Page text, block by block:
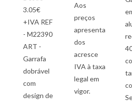
3.05€
+IVA REF
- M22390
ART -
Garrafa
dobrável
com
design de
Aos
preços
apresenta
dos
acresce
IVA à taxa
legal em
vigor.